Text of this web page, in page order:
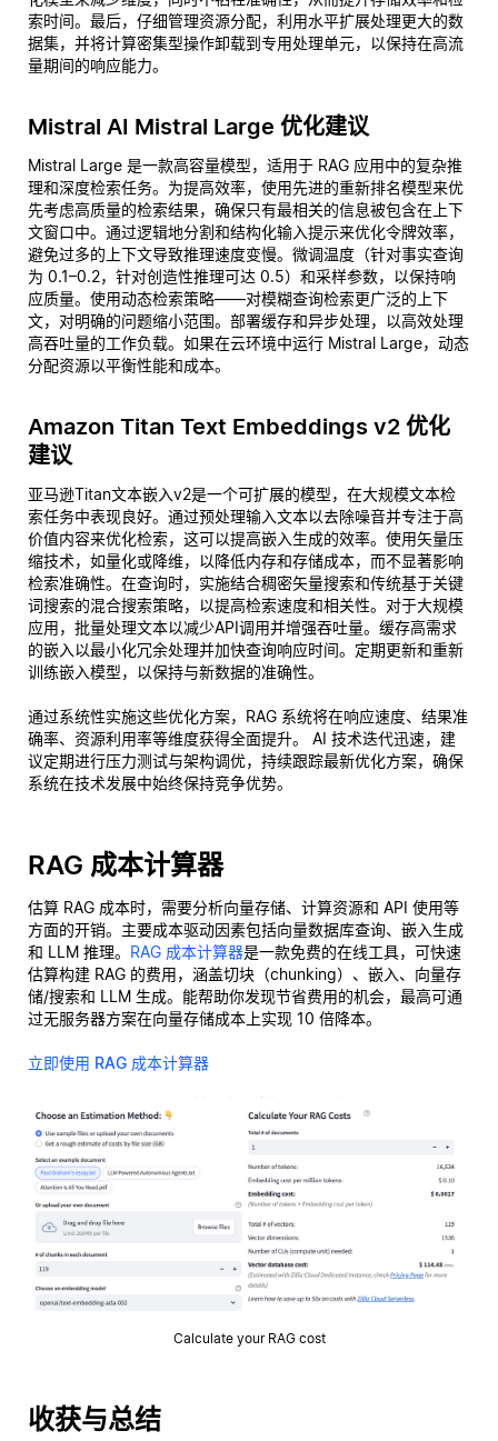
索时间。最后，仔细管理资源分配，利用水平扩展处理更大的数
据集，并将计算密集型操作卸载到专用处理单元，以保持在高流
量期间的响应能力。
Mistral AI Mistral Large 优化建议
Mistral Large 是一款高容量模型，适用于 RAG 应用中的复杂推
理和深度检索任务。为提高效率，使用先进的重新排名模型来优
先考虑高质量的检索结果，确保只有最相关的信息被包含在上下
文窗口中。通过逻辑地分割和结构化输入提示来优化令牌效率，
避免过多的上下文导致推理速度变慢。微调温度（针对事实查询
为 0.1–0.2，针对创造性推理可达 0.5）和采样参数，以保持响
应质量。使用动态检索策略——对模糊查询检索更广泛的上下
文，对明确的问题缩小范围。部署缓存和异步处理，以高效处理
高吞吐量的工作负载。如果在云环境中运行 Mistral Large，动态
分配资源以平衡性能和成本。
Amazon Titan Text Embeddings v2 优化
建议
亚马逊Titan文本嵌入v2是一个可扩展的模型，在大规模文本检
索任务中表现良好。通过预处理输入文本以去除噪音并专注于高
价值内容来优化检索，这可以提高嵌入生成的效率。使用矢量压
缩技术，如量化或降维，以降低内存和存储成本，而不显著影响
检索准确性。在查询时，实施结合稠密矢量搜索和传统基于关键
词搜索的混合搜索策略，以提高检索速度和相关性。对于大规模
应用，批量处理文本以减少API调用并增强吞吐量。缓存高需求
的嵌入以最小化冗余处理并加快查询响应时间。定期更新和重新
训练嵌入模型，以保持与新数据的准确性。
通过系统性实施这些优化方案，RAG 系统将在响应速度、结果准
确率、资源利用率等维度获得全面提升。 AI 技术迭代迅速，建
议定期进行压力测试与架构调优，持续跟踪最新优化方案，确保
系统在技术发展中始终保持竞争优势。
RAG 成本计算器
估算 RAG 成本时，需要分析向量存储、计算资源和 API 使用等
方面的开销。主要成本驱动因素包括向量数据库查询、嵌入生成
和 LLM 推理。 RAG 成本计算器是一款免费的在线工具，可快速
估算构建 RAG 的费用，涵盖切块（chunking）、嵌入、向量存
储/搜索和 LLM 生成。能帮助你发现节省费用的机会，最高可通
过无服务器方案在向量存储成本上实现 10 倍降本。
立即使用 RAG 成本计算器
Calculate your RAG cost
收获与总结